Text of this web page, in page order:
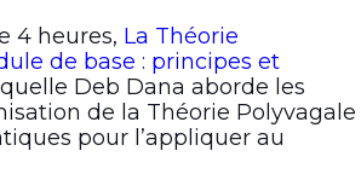
4 heures, La Théorie
de base : principes et
Deb Dana aborde les
de la Théorie Polyvagale
pour l’appliquer au